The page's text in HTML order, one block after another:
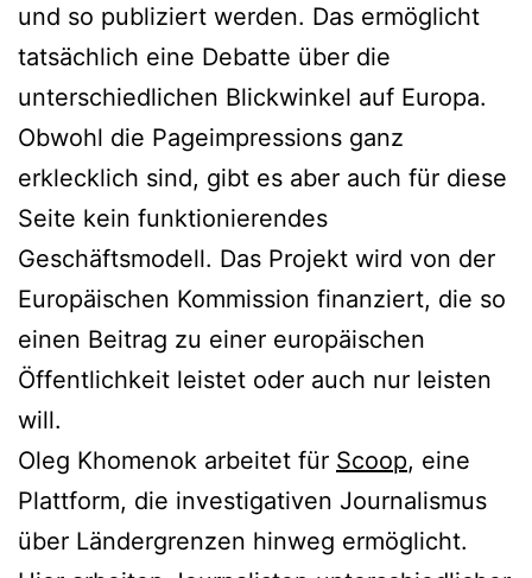
und so publiziert werden. Das ermöglicht
tatsächlich eine Debatte über die
unterschiedlichen Blickwinkel auf Europa.
Obwohl die Pageimpressions ganz
erklecklich sind, gibt es aber auch für diese
Seite kein funktionierendes
Geschäftsmodell. Das Projekt wird von der
Europäischen Kommission finanziert, die so
einen Beitrag zu einer europäischen
Öffentlichkeit leistet oder auch nur leisten
will.
Oleg Khomenok arbeitet für Scoop, eine
Plattform, die investigativen Journalismus
über Ländergrenzen hinweg ermöglicht.